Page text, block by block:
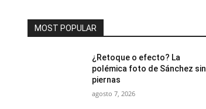
MOST POPULAR
¿Retoque o efecto? La
polémica foto de Sánchez sin
piernas
agosto 7, 2026